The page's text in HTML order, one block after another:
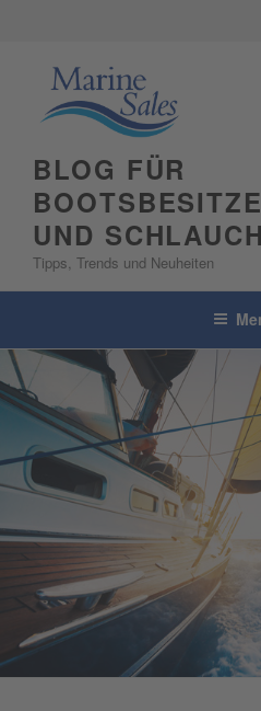
BLOG FÜR
UND
Tipps, Trends und Neuheiten